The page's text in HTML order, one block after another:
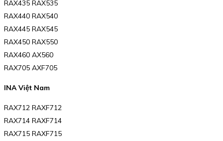
RAX435 RAX535
RAX440 RAX540
RAX445 RAX545
RAX450 RAX550
RAX460 AX560
RAX705 AXF705
INA Việt Nam
RAX712 RAXF712
RAX714 RAXF714
RAX715 RAXF715